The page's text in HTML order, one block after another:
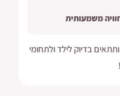
משמעותית
בדיוק לילד ולתחומי